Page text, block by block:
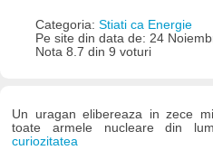
Categoria: Stiati ca Energie
Pe site din data de: 24
Nota 8.7 din 9 voturi
Un uragan elibereaza in zece
toate armele nucleare din
curiozitatea